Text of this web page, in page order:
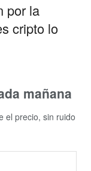
por la
cripto lo
mañana
el precio, sin ruido